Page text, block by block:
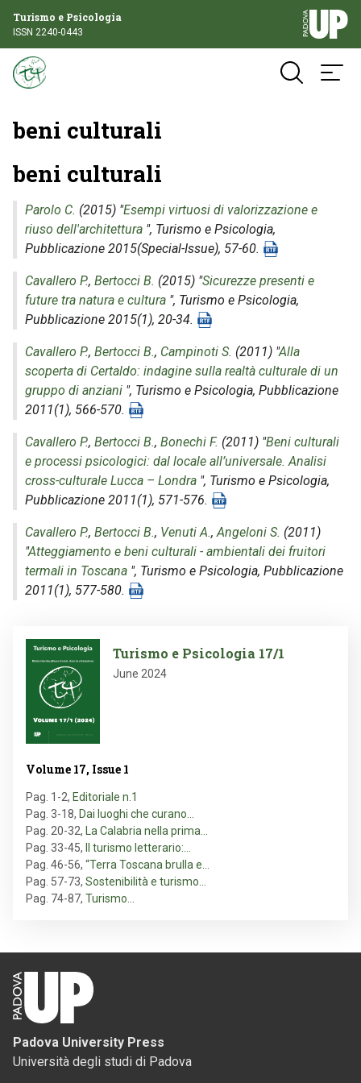
Turismo e Psicologia
ISSN 2240-0443
beni culturali
beni culturali
Parolo C. (2015) "Esempi virtuosi di valorizzazione e
riuso dell'architettura ", Turismo e Psicologia,
Pubblicazione 2015(Special-Issue), 57-60.
Cavallero P., Bertocci B. (2015) "Sicurezze presenti e
future tra natura e cultura ", Turismo e Psicologia,
Pubblicazione 2015(1), 20-34.
Cavallero P., Bertocci B., Campinoti S. (2011) "Alla
scoperta di Certaldo: indagine sulla realtà culturale di un
gruppo di anziani ", Turismo e Psicologia, Pubblicazione
2011(1), 566-570.
Cavallero P., Bertocci B., Bonechi F. (2011) "Beni culturali
e processi psicologici: dal locale all’universale. Analisi
cross-culturale Lucca – Londra ", Turismo e Psicologia,
Pubblicazione 2011(1), 571-576.
Cavallero P., Bertocci B., Venuti A.,Angeloni S. (2011)
"Atteggiamento e beni culturali - ambientali dei fruitori
termali in Toscana ", Turismo e Psicologia, Pubblicazione
2011(1), 577-580.
Image
Turismo e Psicologia 17/1
June 2024
Volume 17, Issue 1
Pag. 1-2, Editoriale n.1
Pag. 3-18, Dai luoghi che curano…
Pag. 20-32,
La Calabria nella prima…
Pag. 33-45,
Il turismo letterario:…
Pag. 46-56, “Terra Toscana brulla e…
Pag. 57-73, Sostenibilità e turismo…
Pag. 74-87, Turismo…
Padova University Press
Università degli studi di Padova